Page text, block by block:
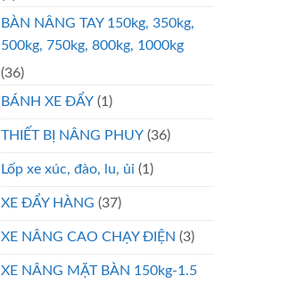
BÀN NÂNG TAY 150kg, 350kg,
500kg, 750kg, 800kg, 1000kg
(36)
BÁNH XE ĐẨY (1)
THIẾT BỊ NÂNG PHUY (36)
Lốp xe xúc, đào, lu, ủi (1)
XE ĐẨY HÀNG (37)
XE NÂNG CAO CHẠY ĐIỆN (3)
XE NÂNG MẶT BÀN 150kg-1.5